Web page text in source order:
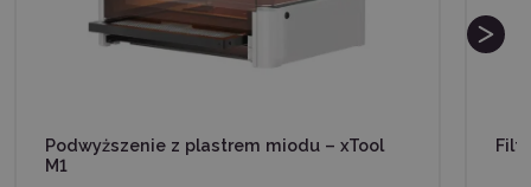
Podwyższenie z plastrem miodu – xTool
M1